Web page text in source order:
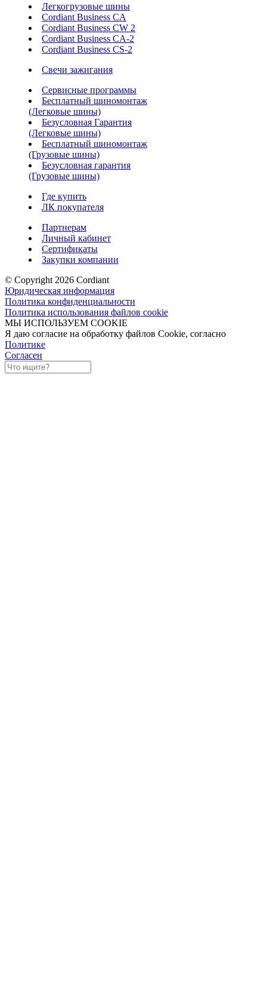
Легкогрузовые шины
Cordiant Business CA
Cordiant Business CW 2
Cordiant Business CA-2
Cordiant Business CS-2
Свечи зажигания
Сервисные программы
Бесплатный шиномонтаж
(Легковые шины)
Безусловная Гарантия
(Легковые шины)
Бесплатный шиномонтаж
(Грузовые шины)
Безусловная гарантия
(Грузовые шины)
Где купить
ЛК покупателя
Партнерам
Личный кабинет
Сертификаты
Закупки компании
© Copyright 2026 Cordiant
Юридическая информация
Политика конфиденциальности
Политика использования файлов cookie
МЫ ИСПОЛЬЗУЕМ COOKIE
Я даю согласие на обработку файлов Cookie, согласно
Политике
Согласен